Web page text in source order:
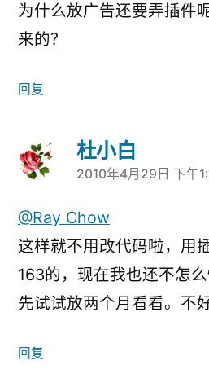
为什么放广告还要弄插件
来的？
回复
杜小白
说：
2010年4月29日 下午
@Ray Chow
这样就不用改代码啦，用
163的，现在我也还不怎么
先试试放两个月看看。不
回复